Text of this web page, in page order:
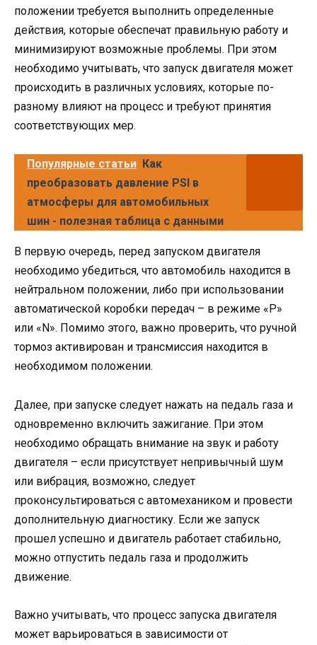
положении требуется выполнить определенные
действия, которые обеспечат правильную работу и
минимизируют возможные проблемы. При этом
необходимо учитывать, что запуск двигателя может
происходить в различных условиях, которые по-
разному влияют на процесс и требуют принятия
соответствующих мер.
Популярные статьи Как
преобразовать давление PSI в
атмосферы для автомобильных
шин - полезная таблица с данными
В первую очередь, перед запуском двигателя
необходимо убедиться, что автомобиль находится в
нейтральном положении, либо при использовании
автоматической коробки передач – в режиме «P»
или «N». Помимо этого, важно проверить, что ручной
тормоз активирован и трансмиссия находится в
необходимом положении.
Далее, при запуске следует нажать на педаль газа и
одновременно включить зажигание. При этом
необходимо обращать внимание на звук и работу
двигателя – если присутствует непривычный шум
или вибрация, возможно, следует
проконсультироваться с автомехаником и провести
дополнительную диагностику. Если же запуск
прошел успешно и двигатель работает стабильно,
можно отпустить педаль газа и продолжить
движение.
Важно учитывать, что процесс запуска двигателя
может варьироваться в зависимости от